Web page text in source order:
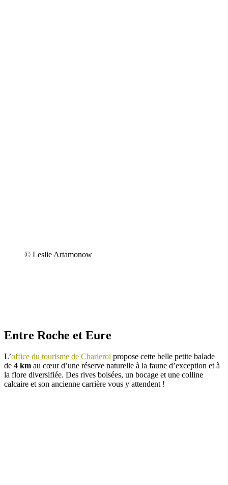
© Leslie Artamonow
Entre Roche et Eure
L’office du tourisme de Charleroi propose cette belle petite balade
de 4 km au cœur d’une réserve naturelle à la faune d’exception et à
la flore diversifiée. Des rives boisées, un bocage et une colline
calcaire et son ancienne carrière vous y attendent !